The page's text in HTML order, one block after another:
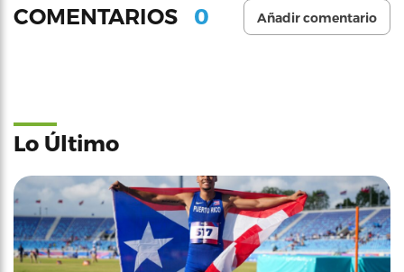
COMENTARIOS 0 Añadir comentario
Lo Último